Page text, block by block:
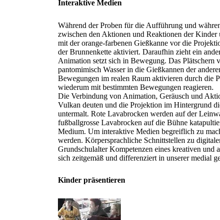
Interaktive Medien
Während der Proben für die Aufführung und
zwischen den Aktionen und Reaktionen der
mit der orange-farbenen Gießkanne vor die
der Brunnenkette aktiviert. Daraufhin zieht ein
Animation setzt sich in Bewegung. Das Plätschern
pantomimisch Wasser in die Gießkannen der
Bewegungen im realen Raum aktivieren durch die
wiederum mit bestimmten Bewegungen reagieren.
Die Verbindung von Animation, Geräusch und
Vulkan deuten und die Projektion im Hintergrund
untermalt. Rote Lavabrocken werden auf der
fußballgrosse Lavabrocken auf die Bühne
Medium. Um interaktive Medien begreiflich zu
werden. Körpersprachliche Schnittstellen zu
Grundschulalter Kompetenzen eines kreativen und
sich zeitgemäß und differenziert in unserer medial
Kinder präsentieren